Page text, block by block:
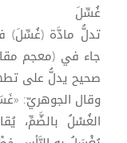
غُسِّلَ
تدلُّ مادَّة (غُسِّلَ)
جاء في (معجم
صحيح يدلُّ على
وقال الجوهريّ:
الغُسْلُ بالضَّمِّ،